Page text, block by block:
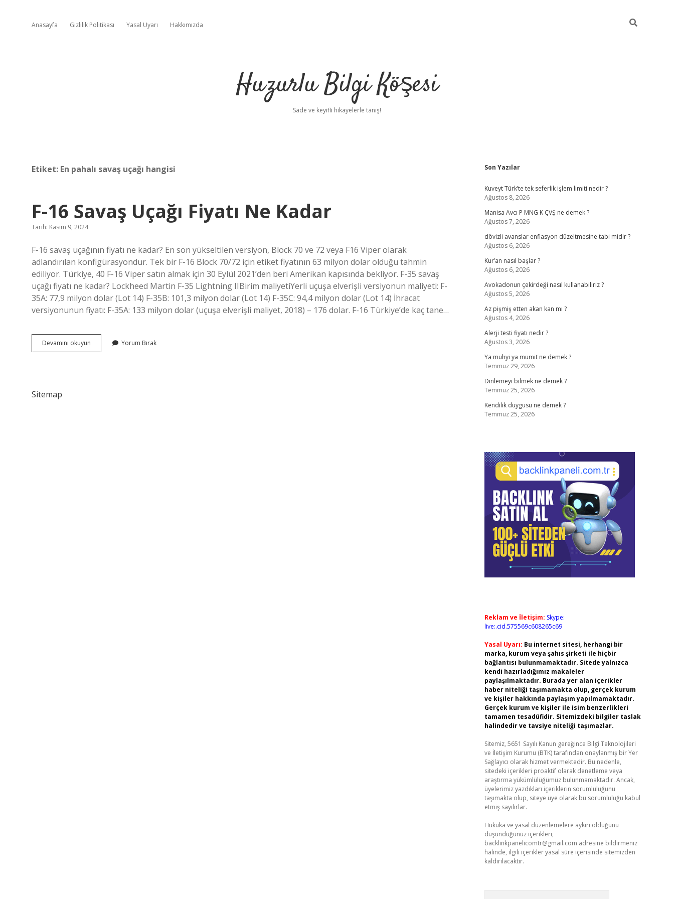
Anasayfa Gizlilik Politikası Yasal Uyarı Hakkımızda
Huzurlu Bilgi Köşesi
Sade ve keyifli hikayelerle tanış!
Etiket: En pahalı savaş uçağı hangisi
F-16 Savaş Uçağı Fiyatı Ne Kadar
Tarih: Kasım 9, 2024
F-16 savaş uçağının fiyatı ne kadar? En son yükseltilen versiyon, Block 70 ve 72 veya F16 Viper olarak
adlandırılan konfigürasyondur. Tek bir F-16 Block 70/72 için etiket fiyatının 63 milyon dolar olduğu tahmin
ediliyor. Türkiye, 40 F-16 Viper satın almak için 30 Eylül 2021’den beri Amerikan kapısında bekliyor. F-35 savaş
uçağı fiyatı ne kadar? Lockheed Martin F-35 Lightning IIBirim maliyetiYerli uçuşa elverişli versiyonun maliyeti: F-
35A: 77,9 milyon dolar (Lot 14) F-35B: 101,3 milyon dolar (Lot 14) F-35C: 94,4 milyon dolar (Lot 14) İhracat
versiyonunun fiyatı: F-35A: 133 milyon dolar (uçuşa elverişli maliyet, 2018) – 176 dolar. F-16 Türkiye’de kaç tane…
Devamını okuyun
16
Yorum Bırak
Sitemap
Sidebar
Son Yazılar
Kuveyt Türk’te tek seferlik işlem limiti nedir ?
Ağustos 8, 2026
Manisa Avcı P MNG K ÇVŞ ne demek ?
Ağustos 7, 2026
dövizli avanslar enflasyon düzeltmesine tabi midir ?
Ağustos 6, 2026
Kur’an nasıl başlar ?
Ağustos 6, 2026
Avokadonun çekirdeği nasıl kullanabiliriz ?
Ağustos 5, 2026
Az pişmiş etten akan kan mı ?
Ağustos 4, 2026
Alerji testi fiyatı nedir ?
Ağustos 3, 2026
Ya muhyi ya mumit ne demek ?
Temmuz 29, 2026
Dinlemeyi bilmek ne demek ?
Temmuz 25, 2026
Kendilik duygusu ne demek ?
Temmuz 25, 2026
Reklam ve İletişim: Skype:
live:.cid.575569c608265c69
Yasal Uyarı: Bu internet sitesi, herhangi bir
marka, kurum veya şahıs şirketi ile hiçbir
bağlantısı bulunmamaktadır. Sitede yalnızca
kendi hazırladığımız makaleler
paylaşılmaktadır. Burada yer alan içerikler
haber niteliği taşımamakta olup, gerçek kurum
ve kişiler hakkında paylaşım yapılmamaktadır.
Gerçek kurum ve kişiler ile isim benzerlikleri
tamamen tesadüfidir. Sitemizdeki bilgiler taslak
halindedir ve tavsiye niteliği taşımazlar.
Sitemiz, 5651 Sayılı Kanun gereğince Bilgi Teknolojileri
ve İletişim Kurumu (BTK) tarafından onaylanmış bir Yer
Sağlayıcı olarak hizmet vermektedir. Bu nedenle,
sitedeki içerikleri proaktif olarak denetleme veya
araştırma yükümlülüğümüz bulunmamaktadır. Ancak,
üyelerimiz yazdıkları içeriklerin sorumluluğunu
taşımakta olup, siteye üye olarak bu sorumluluğu kabul
etmiş sayılırlar.
Hukuka ve yasal düzenlemelere aykırı olduğunu
düşündüğünüz içerikleri,
backlinkpanelicomtr@gmail.com adresine bildirmeniz
halinde, ilgili içerikler yasal süre içerisinde sitemizden
kaldırılacaktır.